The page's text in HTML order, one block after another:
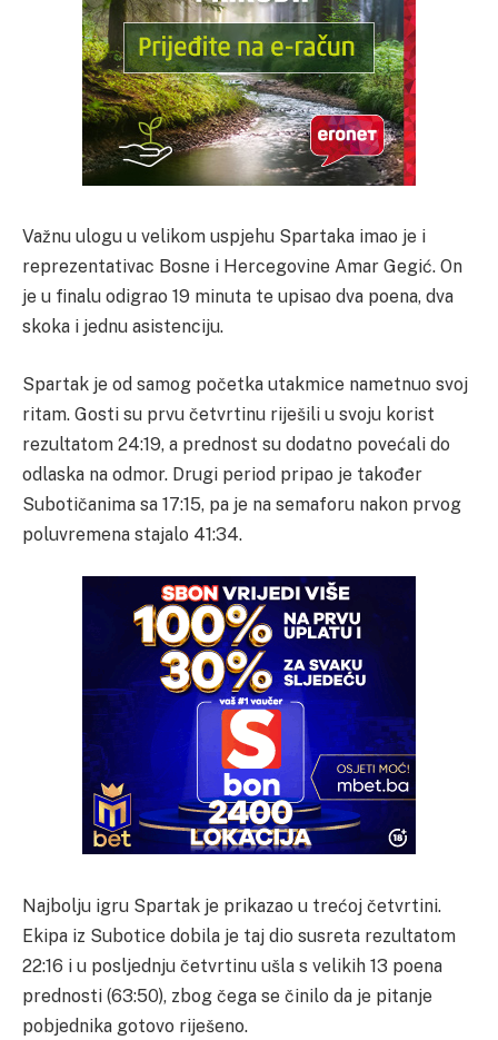
Važnu ulogu u velikom uspjehu Spartaka imao je i
reprezentativac Bosne i Hercegovine Amar Gegić. On
je u finalu odigrao 19 minuta te upisao dva poena, dva
skoka i jednu asistenciju.
Spartak je od samog početka utakmice nametnuo svoj
ritam. Gosti su prvu četvrtinu riješili u svoju korist
rezultatom 24:19, a prednost su dodatno povećali do
odlaska na odmor. Drugi period pripao je također
Subotičanima sa 17:15, pa je na semaforu nakon prvog
poluvremena stajalo 41:34.
Najbolju igru Spartak je prikazao u trećoj četvrtini.
Ekipa iz Subotice dobila je taj dio susreta rezultatom
22:16 i u posljednju četvrtinu ušla s velikih 13 poena
prednosti (63:50), zbog čega se činilo da je pitanje
pobjednika gotovo riješeno.